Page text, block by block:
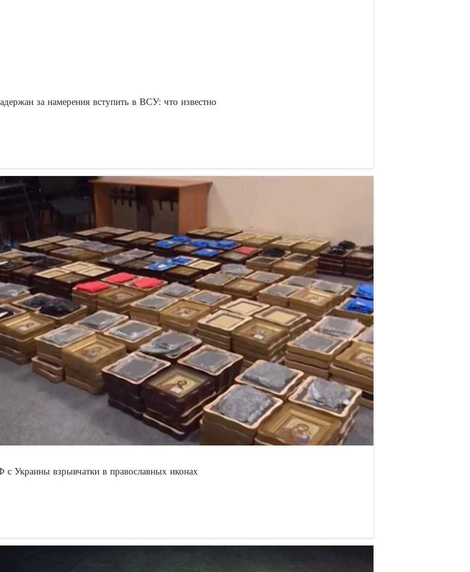
за намерения вступить в ВСУ: что известно
Украины взрывчатки в православных иконах